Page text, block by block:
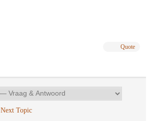
Quote
Next Topic